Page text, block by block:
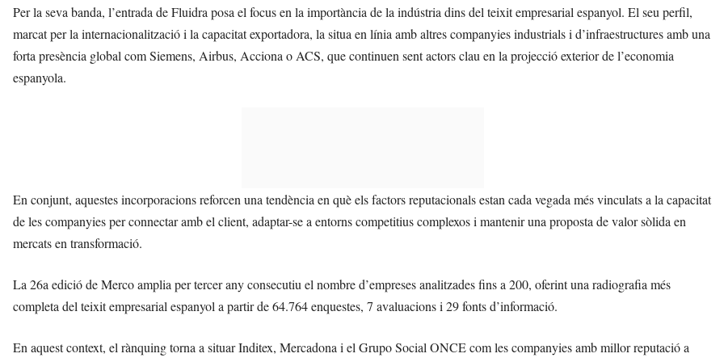
Per la seva banda, l’entrada de Fluidra posa el focus en la importància de la indústria dins del teixit empresarial espanyol. El seu perfil,
marcat per la internacionalització i la capacitat exportadora, la situa en línia amb altres companyies industrials i d’infraestructures amb una
forta presència global com Siemens, Airbus, Acciona o ACS, que continuen sent actors clau en la projecció exterior de l’economia
espanyola.
En conjunt, aquestes incorporacions reforcen una tendència en què els factors reputacionals estan cada vegada més vinculats a la capacitat
de les companyies per connectar amb el client, adaptar-se a entorns competitius complexos i mantenir una proposta de valor sòlida en
mercats en transformació.
La 26a edició de Merco amplia per tercer any consecutiu el nombre d’empreses analitzades fins a 200, oferint una radiografia més
completa del teixit empresarial espanyol a partir de 64.764 enquestes, 7 avaluacions i 29 fonts d’informació.
En aquest context, el rànquing torna a situar Inditex, Mercadona i el Grupo Social ONCE com les companyies amb millor reputació a